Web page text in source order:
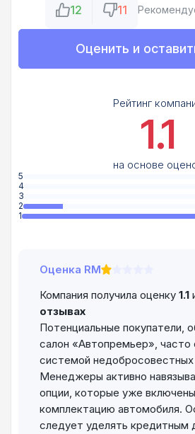
12 11
Оценить и
Рейтинг
1.1
на основе
5
4
3
2
1
Оценка RM
Компания получила оценку 1.1
отзывах
Потенциальные покупатели,
салон «Автопремьер», часто
системой недобросовестных
Менеджеры активно
опции, которые уже
комплектацию автомобиля.
следует уделять кредитным